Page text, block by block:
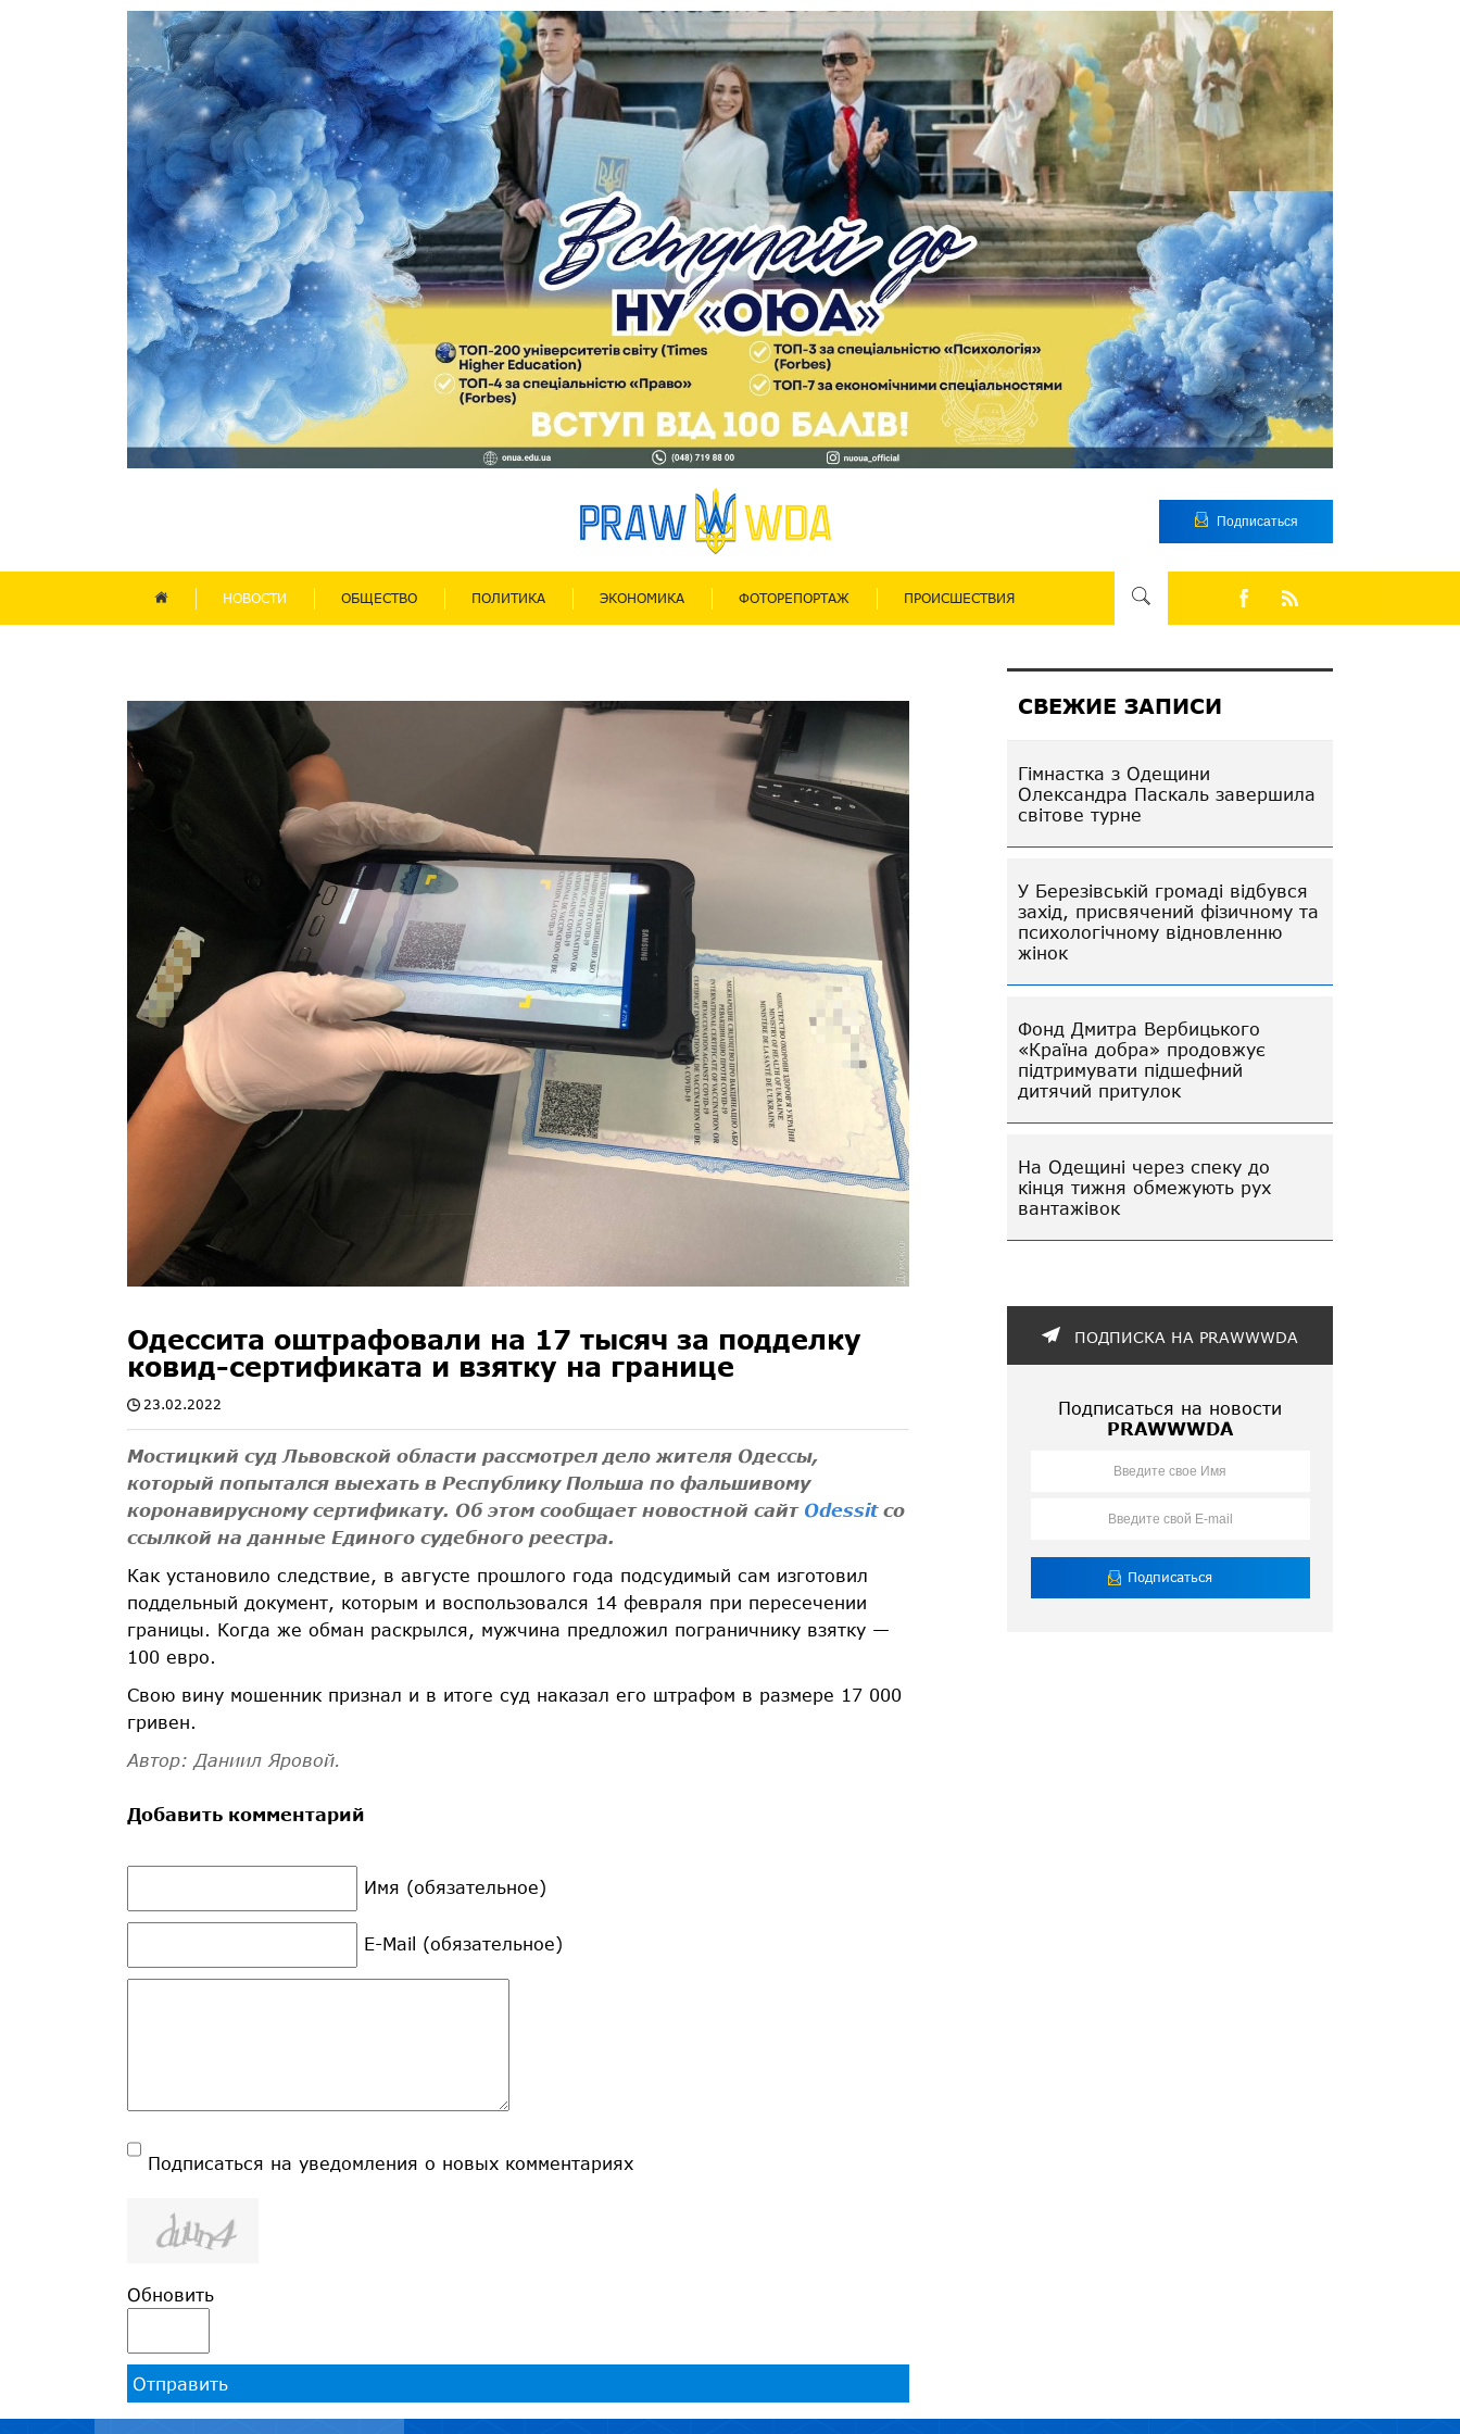
Подписаться
НОВОСТИ ОБЩЕСТВО ПОЛИТИКА ЭКОНОМИКА ФОТОРЕПОРТАЖ ПРОИСШЕСТВИЯ
Одессита оштрафовали на 17 тысяч за подделку
ковид-сертификата и взятку на границе
23.02.2022
Мостицкий суд Львовской области рассмотрел дело жителя Одессы,
который попытался выехать в Республику Польша по фальшивому
коронавирусному сертификату. Об этом сообщает новостной сайт Odessitсо
ссылкой на данные Единого судебного реестра.
Как установило следствие, в августе прошлого года подсудимый сам изготовил
поддельный документ, которым и воспользовался 14 февраля при пересечении
границы. Когда же обман раскрылся, мужчина предложил пограничнику взятку —
100 евро.
Свою вину мошенник признал и в итоге суд наказал его штрафом в размере 17 000
гривен.
Автор: Даниил Яровой.
Добавить комментарий
Имя (обязательное)
E-Mail (обязательное)
Подписаться на уведомления о новых комментариях
Обновить
Отправить
СВЕЖИЕ ЗАПИСИ
Гімнастка з Одещини
Олександра Паскаль завершила
світове турне
У Березівській громаді відбувся
захід, присвячений фізичному та
психологічному відновленню
жінок
Фонд Дмитра Вербицького
«Країна добра» продовжує
підтримувати підшефний
дитячий притулок
На Одещині через спеку до
кінця тижня обмежують рух
вантажівок
ПОДПИСКА НА PRAWWWDA
Подписаться на новости
PRAWWWDA